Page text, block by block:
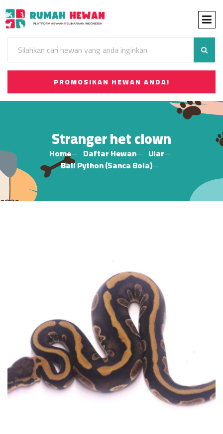
PROMOSIKAN HEWAN ANDA!
Stranger het clown
Home Daftar Hewan
Ular
Ball Python (Sanca Bola)